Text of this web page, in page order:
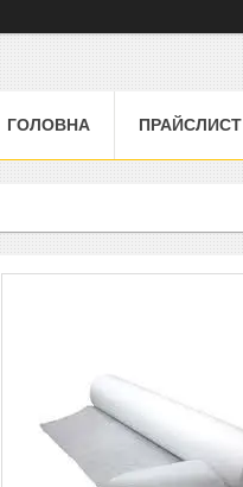
ГОЛОВНА ПРАЙСЛИСТ